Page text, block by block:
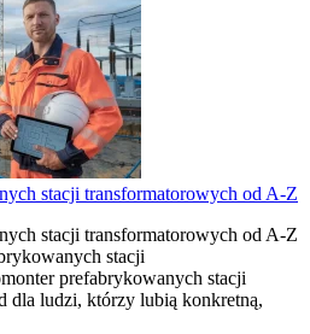
stacji transformatorowych od A-Z
stacji transformatorowych od A-Z
stacji
prefabrykowanych stacji
dla ludzi, którzy lubią konkretną,